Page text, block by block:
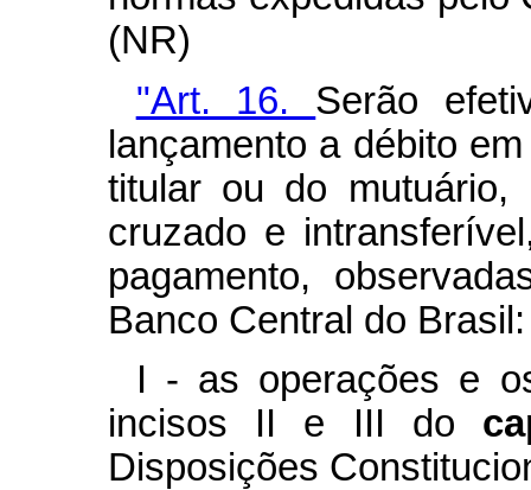
(NR)
"Art. 16. Serão
lançamento a débito
titular ou do
cruzado e
pagamento,
Banco Central do Brasil:
I - as operações e
incisos II e III do
Disposições